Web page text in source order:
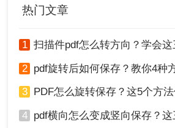
方法三：使用虚拟打印机保存
除了上述两种方法外，您还可以使
热门文章
1 扫描件pdf怎么转方向？学会这三
2 pdf旋转后如何保存？教你4种
3 PDF怎么旋转保存？这5个方法
4 pdf横向怎么变成竖向保存？这三